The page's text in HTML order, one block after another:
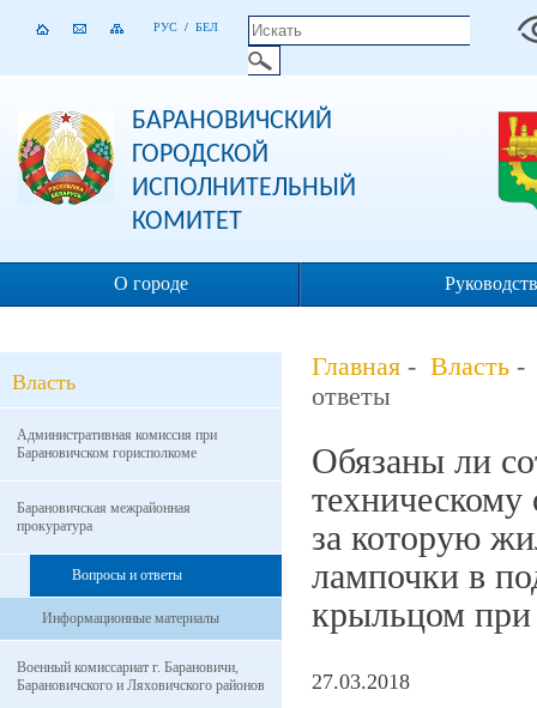
РУС / БЕЛ
БАРАНОВИЧСКИЙ
ГОРОДСКОЙ
ИСПОЛНИТЕЛЬНЫЙ
КОМИТЕТ
О городе
Власть
Административная комиссия при
Барановичском горисполкоме
Барановичская межрайонная
прокуратура
Вопросы и ответы
Информационные материалы
Военный комиссариат г. Барановичи,
Барановичского и Ляховичского районов
Главная - Власть
ответы
Обязаны ли
за которую
лампочки в
крыльцом при
27.03.2018